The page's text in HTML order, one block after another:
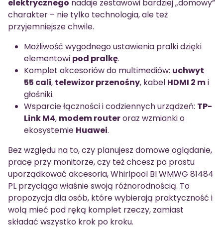
elektrycznego nadaje zestawowi bardziej „domowy”
charakter – nie tylko technologia, ale też
przyjemniejsze chwile.
Możliwość wygodnego ustawienia pralki dzięki
elementowi pod pralkę.
Komplet akcesoriów do multimediów: uchwyt
55 cali, telewizor przenośny, kabel HDMI 2 mi
głośniki.
Wsparcie łączności i codziennych urządzeń: TP-
Link M4, modem routeroraz wzmianki o
ekosystemie Huawei.
Bez względu na to, czy planujesz domowe oglądanie,
pracę przy monitorze, czy też chcesz po prostu
uporządkować akcesoria, Whirlpool BI WMWG 81484
PL przyciąga właśnie swoją różnorodnością. To
propozycja dla osób, które wybierają praktyczność i
wolą mieć pod ręką komplet rzeczy, zamiast
składać wszystko krok po kroku.